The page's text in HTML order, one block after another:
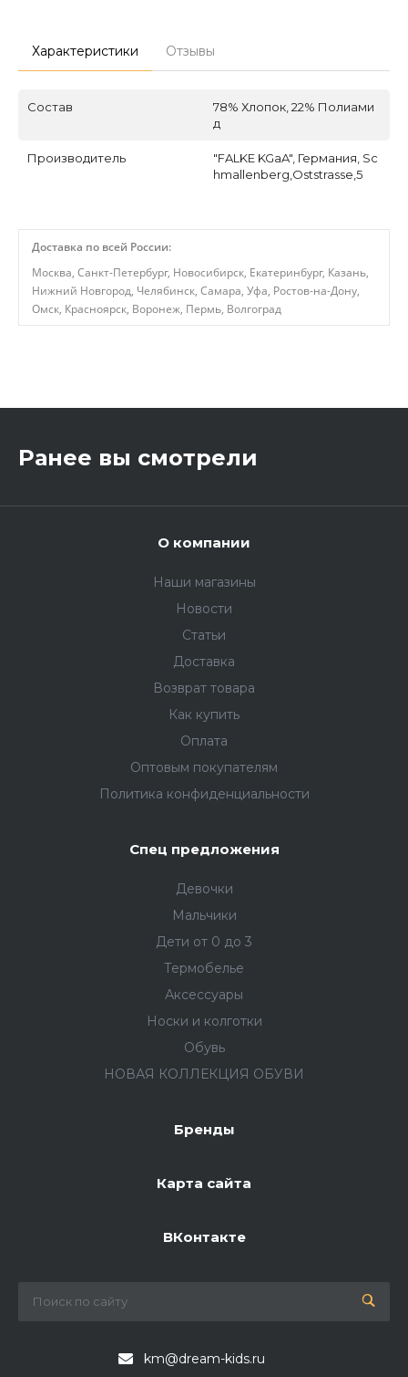
Характеристики Отзывы
Состав
78% Хлопок, 22% Полиами
д
Производитель
"FALKE KGaA", Германия, Sc
hmallenberg,Oststrasse,5
Доставка по всей России:
Москва, Санкт-Петербург, Новосибирск, Екатеринбург, Казань,
Нижний Новгород, Челябинск, Самара, Уфа, Ростов-на-Дону,
Омск, Красноярск, Воронеж, Пермь, Волгоград
Ранее вы смотрели
О компании
Наши магазины
Новости
Статьи
Доставка
Возврат товара
Как купить
Оплата
Оптовым покупателям
Политика конфиденциальности
Спец предложения
Девочки
Мальчики
Дети от 0 до 3
Термобелье
Аксессуары
Носки и колготки
Обувь
НОВАЯ КОЛЛЕКЦИЯ ОБУВИ
Бренды
Карта сайта
ВКонтакте
km@dream-kids.ru